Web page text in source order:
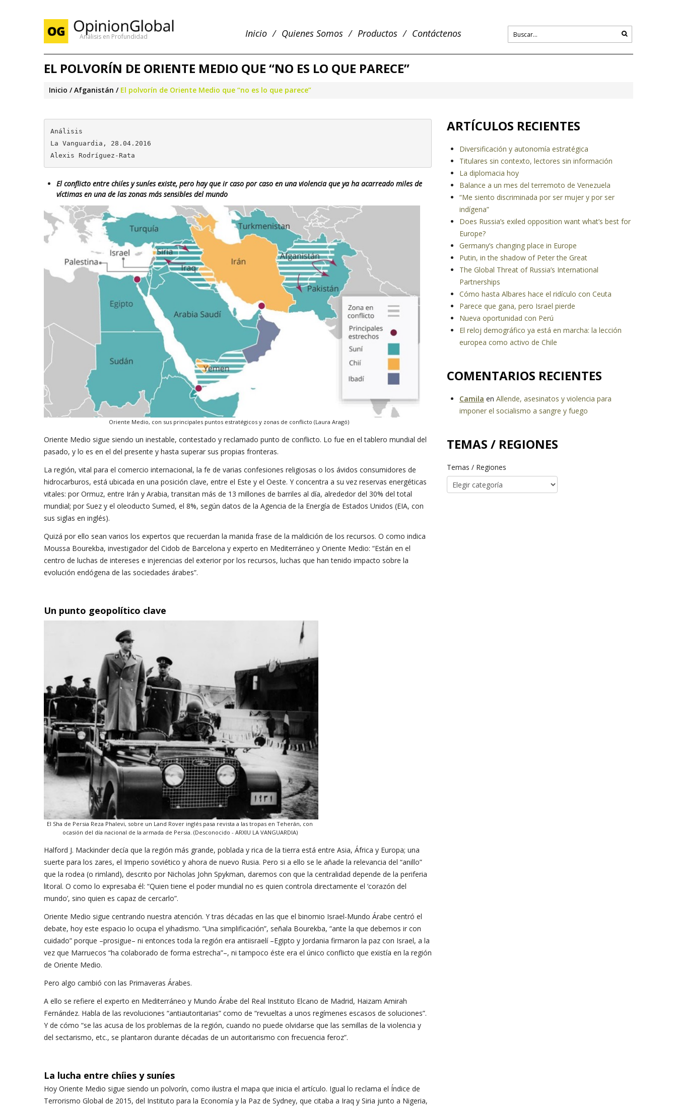
Análisis en Profundidad Inicio Quienes Somos Productos Contáctenos
EL POLVORÍN DE ORIENTE MEDIO QUE “NO ES LO QUE PARECE”
Inicio Afganistán El polvorín de Oriente Medio que “no es lo que parece”
Análisis
La Vanguardia, 28.04.2016
Alexis Rodríguez-Rata
El conflicto entre chiíes y suníes existe, pero hay que ir caso por caso en una violencia que ya ha acarreado miles de
víctimas en una de las zonas más sensibles del mundo
Oriente Medio, con sus principales puntos estratégicos y zonas de conflicto (Laura Aragó)
Oriente Medio sigue siendo un inestable, contestado y reclamado punto de conflicto. Lo fue en el tablero mundial del
pasado, y lo es en el del presente y hasta superar sus propias fronteras.
La región, vital para el comercio internacional, la fe de varias confesiones religiosas o los ávidos consumidores de
hidrocarburos, está ubicada en una posición clave, entre el Este y el Oeste. Y concentra a su vez reservas energéticas
vitales: por Ormuz, entre Irán y Arabia, transitan más de 13 millones de barriles al día, alrededor del 30% del total
mundial; por Suez y el oleoducto Sumed, el 8%, según datos de la Agencia de la Energía de Estados Unidos (EIA, con
sus siglas en inglés).
Quizá por ello sean varios los expertos que recuerdan la manida frase de la maldición de los recursos. O como indica
Moussa Bourekba, investigador del Cidob de Barcelona y experto en Mediterráneo y Oriente Medio: “Están en el
centro de luchas de intereses e injerencias del exterior por los recursos, luchas que han tenido impacto sobre la
evolución endógena de las sociedades árabes”.
Un punto geopolítico clave
El Sha de Persia Reza Phalevi, sobre un Land Rover inglés pasa revista a las tropas en Teherán, con
ocasión del día nacional de la armada de Persia. (Desconocido - ARXIU LA VANGUARDIA)
Halford J. Mackinder decía que la región más grande, poblada y rica de la tierra está entre Asia, África y Europa; una
suerte para los zares, el Imperio soviético y ahora de nuevo Rusia. Pero si a ello se le añade la relevancia del “anillo”
que la rodea (o rimland), descrito por Nicholas John Spykman, daremos con que la centralidad depende de la periferia
litoral. O como lo expresaba él: “Quien tiene el poder mundial no es quien controla directamente el ‘corazón del
mundo’, sino quien es capaz de cercarlo”.
Oriente Medio sigue centrando nuestra atención. Y tras décadas en las que el binomio Israel-Mundo Árabe centró el
debate, hoy este espacio lo ocupa el yihadismo. “Una simplificación”, señala Bourekba, “ante la que debemos ir con
cuidado” porque –prosigue– ni entonces toda la región era antiisraelí –Egipto y Jordania firmaron la paz con Israel, a la
vez que Marruecos “ha colaborado de forma estrecha”–, ni tampoco éste era el único conflicto que existía en la región
de Oriente Medio.
Pero algo cambió con las Primaveras Árabes.
A ello se refiere el experto en Mediterráneo y Mundo Árabe del Real Instituto Elcano de Madrid, Haizam Amirah
Fernández. Habla de las revoluciones “antiautoritarias” como de “revueltas a unos regímenes escasos de soluciones”.
Y de cómo “se las acusa de los problemas de la región, cuando no puede olvidarse que las semillas de la violencia y
del sectarismo, etc., se plantaron durante décadas de un autoritarismo con frecuencia feroz”.
La lucha entre chíies y suníes
Hoy Oriente Medio sigue siendo un polvorín, como ilustra el mapa que inicia el artículo. Igual lo reclama el Índice de
Terrorismo Global de 2015, del Instituto para la Economía y la Paz de Sydney, que citaba a Iraq y Siria junto a Nigeria,
ARTÍCULOS RECIENTES
Diversificación y autonomía estratégica
Titulares sin contexto, lectores sin información
La diplomacia hoy
Balance a un mes del terremoto de Venezuela
“Me siento discriminada por ser mujer y por ser
indígena”
Does Russia’s exiled opposition want what’s best for
Europe?
Germany’s changing place in Europe
Putin, in the shadow of Peter the Great
The Global Threat of Russia’s International
Partnerships
Cómo hasta Albares hace el ridículo con Ceuta
Parece que gana, pero Israel pierde
Nueva oportunidad con Perú
El reloj demográfico ya está en marcha: la lección
europea como activo de Chile
COMENTARIOS RECIENTES
Camila en Allende, asesinatos y violencia para
imponer el socialismo a sangre y fuego
TEMAS / REGIONES
Temas / Regiones